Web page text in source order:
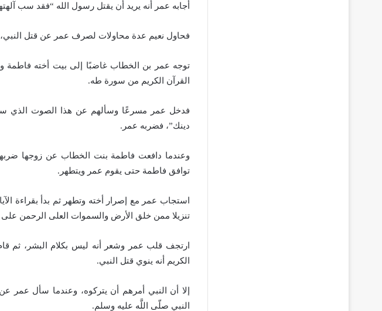
أجابه عمر أنه يريد أن يقتل رسول الله “فقد سب
فحاول نعيم عدة محاولات لصرف عمر عن قتل النبي،
توجه عمر بن الخطاب غاضبًا إلى بيت أخته فاطمة
القرآن الكريم من سورة طه.
فدخل عمر مسرعًا وسألهم عن هذا الصوت الذي
دينك”، فضربه عمر.
وعندما دافعت فاطمة بنت الخطاب عن زوجها
توافق فاطمة حتى يقوم عمر ويتطهر.
استجاب عمر مع إصرار أخته وتطهر ثم بدأ بقراءة
تنزيلا ممن خلق الأرض والسموات العلى الرحمن
ارتجف قلب عمر وشعر أنه ليس بكلام البشر، ثم
الكريم أنه ينوي قتل النبي.
إلا أن النبي أمرهم أن يتركوه، وعندما سأل عمر
النبي صلّى اللَّه عليه وسلم.